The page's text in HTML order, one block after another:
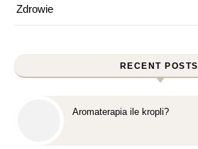
Zdrowie
RECENT POSTS
Aromaterapia ile kropli?